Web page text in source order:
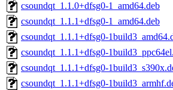
csoundqt_1.1.0+dfsg0-1_amd64.deb
csoundqt_1.1.1+dfsg0-1_amd64.deb
csoundqt_1.1.1+dfsg0-
csoundqt_1.1.1+dfsg0-
csoundqt_1.1.1+dfsg0-
csoundqt_1.1.1+dfsg0-